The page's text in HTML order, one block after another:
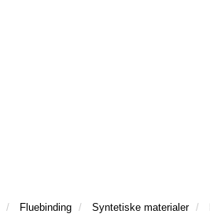
Fluebinding Syntetiske materialer